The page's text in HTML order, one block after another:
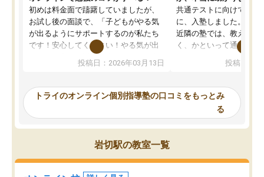
初めは料金面で躊躇していましたが、
お試し後の面談で、「子どもがやる気
が出るようにサポートするのが私たち
です！安心してください！やる気が出
ないのは私たち講師の責任です」と言
ってくださり、確かに！と考えて、思
ったんですが、学生の先生から学ぶこ
み、徐々に成績が上がったらいいなと
思っていました。何が今足りないのか
を的確に指導いただき、子どももびっ
くりするほど楽しんでやる気を持って
塾を受けています。狙い通り、少しず
つ成績も上がり、苦手意識も無くなっ
投稿日：2026年03月13日
共通テストに向けての追
に、入塾しました。田舎
近隣の塾では、教えても
く、かといって通うには
可能なので本当に助か
らないところをピンポイ
頂いて、とてもわかり
していました。一生を
スト、多少お金がかかっ
投稿日：
トライのオンライン個別指導塾の口コミをもっとみ
る
岩切駅の教室一覧